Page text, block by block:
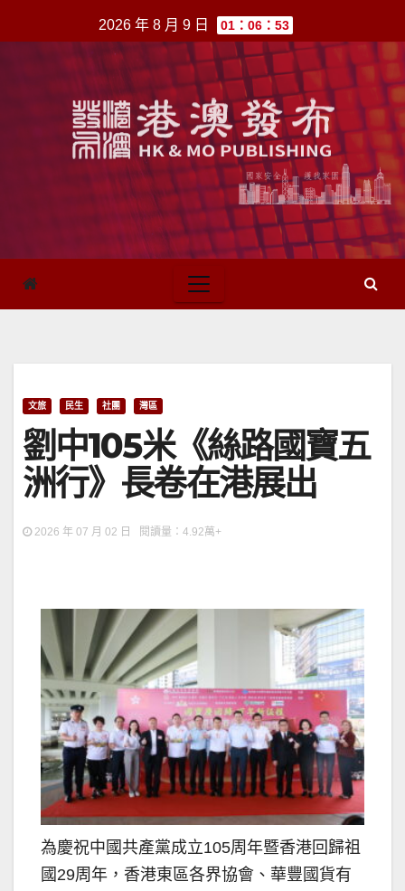
至
2026 年 8 月 9 日 01：06：53
文旅 民生 社團 灣區
劉中105米《絲路國寶五
洲行》長卷在港展出
2026 年 07 月 02 日 閱讀量：4.92萬+
為慶祝中國共產黨成立105周年暨香港回歸祖
國29周年，香港東區各界協會、華豐國貨有